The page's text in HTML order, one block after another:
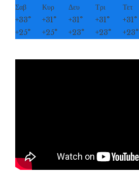
Σαβ
Κυρ Δευ Τρι Τετ
+33° +31° +31° +31° +31°
+25° +25° +23° +23° +23°